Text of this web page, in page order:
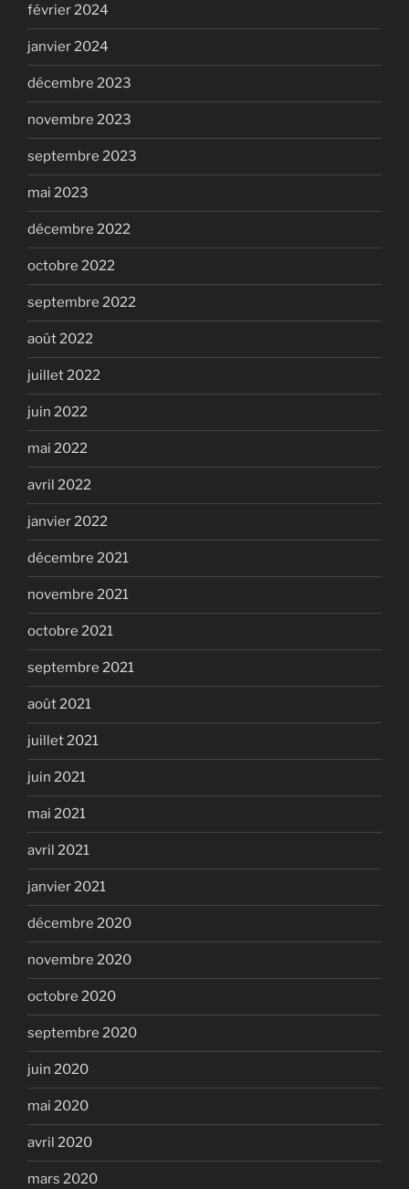
février 2024
janvier 2024
décembre 2023
novembre 2023
septembre 2023
mai 2023
décembre 2022
octobre 2022
septembre 2022
août 2022
juillet 2022
juin 2022
mai 2022
avril 2022
janvier 2022
décembre 2021
novembre 2021
octobre 2021
septembre 2021
août 2021
juillet 2021
juin 2021
mai 2021
avril 2021
janvier 2021
décembre 2020
novembre 2020
octobre 2020
septembre 2020
juin 2020
mai 2020
avril 2020
mars 2020